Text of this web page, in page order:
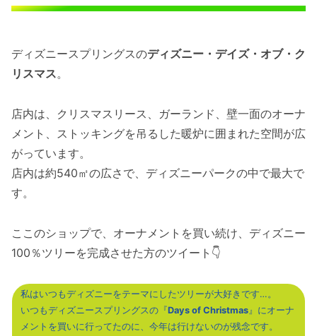
ディズニースプリングスのディズニー・デイズ・オブ・ク
リスマス。
店内は、クリスマスリース、ガーランド、壁一面のオーナ
メント、ストッキングを吊るした暖炉に囲まれた空間が広
がっています。
店内は約540㎡の広さで、ディズニーパークの中で最大で
す。
ここのショップで、オーナメントを買い続け、ディズニー
100％ツリーを完成させた方のツイート👇
私はいつもディズニーをテーマにしたツリーが大好きです…。
いつもディズニースプリングスの『Days of Christmas 』にオーナ
メントを買いに行ってたのに、今年は行けないのが残念です。